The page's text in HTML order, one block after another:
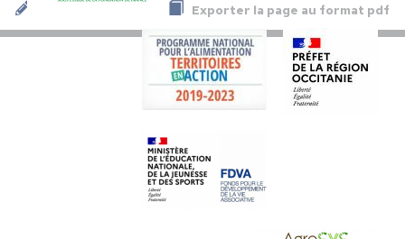
Exporter la page au format pdf